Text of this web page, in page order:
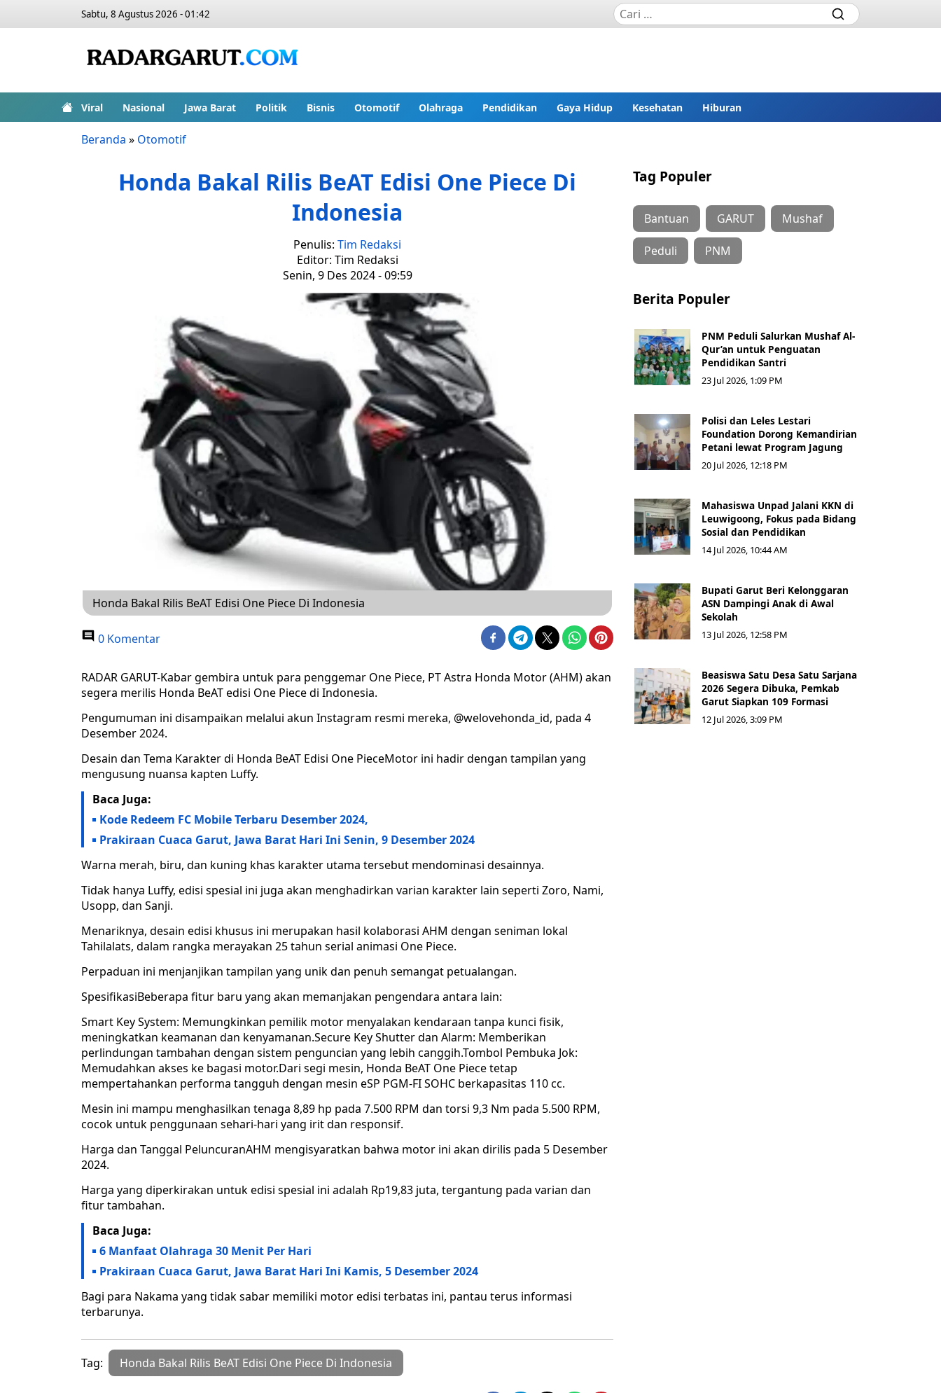
Sabtu, 8 Agustus 2026 - 01:42
Viral Nasional Jawa Barat Politik Bisnis Otomotif Olahraga Pendidikan Gaya Hidup Kesehatan Hiburan
Beranda » Otomotif
Honda Bakal Rilis BeAT Edisi One Piece Di
Indonesia
Penulis: Tim Redaksi
Editor: Tim Redaksi
Senin, 9 Des 2024 - 09:59
Honda Bakal Rilis BeAT Edisi One Piece Di Indonesia
0 Komentar
RADAR GARUT-Kabar gembira untuk para penggemar One Piece, PT Astra Honda Motor (AHM) akan
segera merilis Honda BeAT edisi One Piece di Indonesia.
Pengumuman ini disampaikan melalui akun Instagram resmi mereka, @welovehonda_id, pada 4
Desember 2024.
Desain dan Tema Karakter di Honda BeAT Edisi One PieceMotor ini hadir dengan tampilan yang
mengusung nuansa kapten Luffy.
Baca Juga:
Kode Redeem FC Mobile Terbaru Desember 2024,
Prakiraan Cuaca Garut, Jawa Barat Hari Ini Senin, 9 Desember 2024
Warna merah, biru, dan kuning khas karakter utama tersebut mendominasi desainnya.
Tidak hanya Luffy, edisi spesial ini juga akan menghadirkan varian karakter lain seperti Zoro, Nami,
Usopp, dan Sanji.
Menariknya, desain edisi khusus ini merupakan hasil kolaborasi AHM dengan seniman lokal
Tahilalats, dalam rangka merayakan 25 tahun serial animasi One Piece.
Perpaduan ini menjanjikan tampilan yang unik dan penuh semangat petualangan.
SpesifikasiBeberapa fitur baru yang akan memanjakan pengendara antara lain:
Smart Key System: Memungkinkan pemilik motor menyalakan kendaraan tanpa kunci fisik,
meningkatkan keamanan dan kenyamanan.Secure Key Shutter dan Alarm: Memberikan
perlindungan tambahan dengan sistem penguncian yang lebih canggih.Tombol Pembuka Jok:
Memudahkan akses ke bagasi motor.Dari segi mesin, Honda BeAT One Piece tetap
mempertahankan performa tangguh dengan mesin eSP PGM-FI SOHC berkapasitas 110 cc.
Mesin ini mampu menghasilkan tenaga 8,89 hp pada 7.500 RPM dan torsi 9,3 Nm pada 5.500 RPM,
cocok untuk penggunaan sehari-hari yang irit dan responsif.
Harga dan Tanggal PeluncuranAHM mengisyaratkan bahwa motor ini akan dirilis pada 5 Desember
2024.
Harga yang diperkirakan untuk edisi spesial ini adalah Rp19,83 juta, tergantung pada varian dan
fitur tambahan.
Baca Juga:
6 Manfaat Olahraga 30 Menit Per Hari
Prakiraan Cuaca Garut, Jawa Barat Hari Ini Kamis, 5 Desember 2024
Bagi para Nakama yang tidak sabar memiliki motor edisi terbatas ini, pantau terus informasi
terbarunya.
Tag: Honda Bakal Rilis BeAT Edisi One Piece Di Indonesia
Tag Populer
Bantuan GARUT Mushaf
Peduli PNM
Berita Populer
PNM Peduli Salurkan Mushaf Al-
Qur’an untuk Penguatan
Pendidikan Santri
23 Jul 2026, 1:09 PM
Polisi dan Leles Lestari
Foundation Dorong Kemandirian
Petani lewat Program Jagung
20 Jul 2026, 12:18 PM
Mahasiswa Unpad Jalani KKN di
Leuwigoong, Fokus pada Bidang
Sosial dan Pendidikan
14 Jul 2026, 10:44 AM
Bupati Garut Beri Kelonggaran
ASN Dampingi Anak di Awal
Sekolah
13 Jul 2026, 12:58 PM
Beasiswa Satu Desa Satu Sarjana
2026 Segera Dibuka, Pemkab
Garut Siapkan 109 Formasi
12 Jul 2026, 3:09 PM